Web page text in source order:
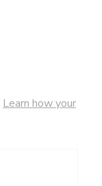
Learn how your